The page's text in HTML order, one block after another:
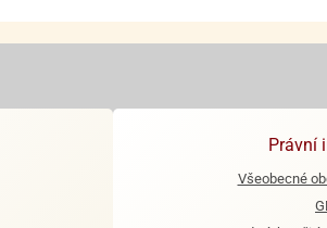
Právní
Všeobecné